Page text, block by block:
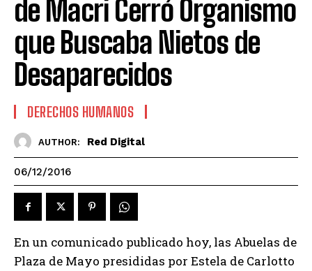
de Macri Cerró Organismo
que Buscaba Nietos de
Desaparecidos
DERECHOS HUMANOS
AUTHOR: Red Digital
06/12/2016
En un comunicado publicado hoy, las Abuelas de
Plaza de Mayo presididas por Estela de Carlotto